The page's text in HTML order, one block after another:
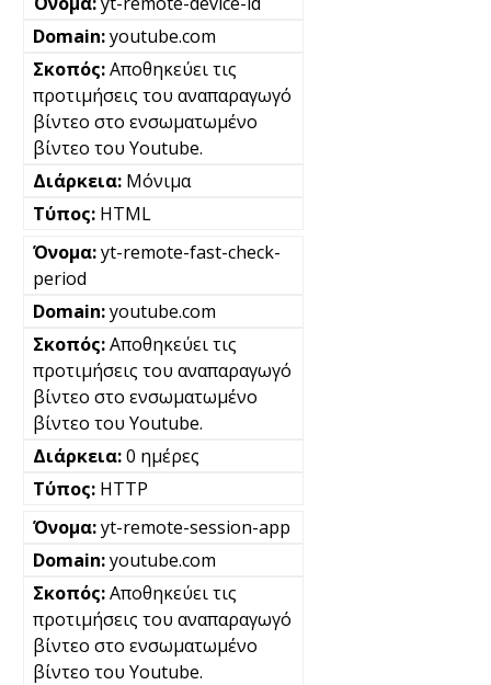
youtube.com
Αποθηκεύει τις
προτιμήσεις του αναπαραγωγό
βίντεο στο ενσωματωμένο
βίντεο του Youtube.
Μόνιμα
HTML
yt-remote-fast-check-
period
youtube.com
Αποθηκεύει τις
προτιμήσεις του αναπαραγωγό
βίντεο στο ενσωματωμένο
βίντεο του Youtube.
0 ημέρες
HTTP
yt-remote-session-app
youtube.com
Αποθηκεύει τις
προτιμήσεις του αναπαραγωγό
βίντεο στο ενσωματωμένο
βίντεο του Youtube.